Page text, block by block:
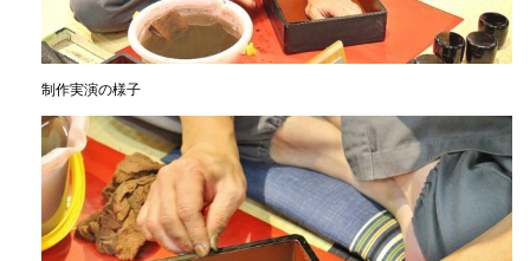
制作実演の様子